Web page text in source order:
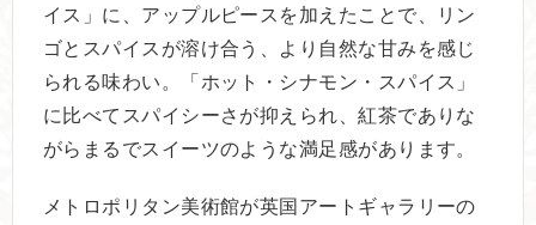
イス」に、アップルピースを加えたことで、リン
ゴとスパイスが溶け合う、より自然な甘みを感じ
られる味わい。「ホット・シナモン・スパイス」
に比べてスパイシーさが抑えられ、紅茶でありな
がらまるでスイーツのような満足感があります。
メトロポリタン美術館が英国アートギャラリーの